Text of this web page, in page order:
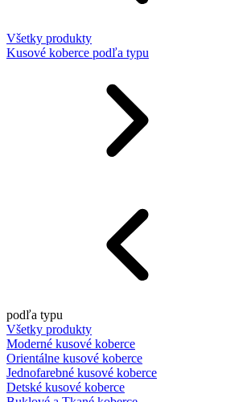
Všetky produkty
Kusové koberce podľa typu
podľa typu
Všetky produkty
Moderné kusové koberce
Orientálne kusové koberce
Jednofarebné kusové koberce
Detské kusové koberce